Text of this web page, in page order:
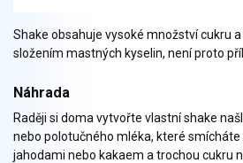
Brambory, luštěniny, houby
Sladkosti, slané výrobky
Zmrzliny
Sušené směsi
Polotovary, hotové pokrmy
Shake obsahuje vysoké množství cukru
složením mastných kyselin, není proto
Náhrada
Raději si doma vytvořte vlastní shake
nebo polotučného mléka, které
jahodami nebo kakaem a trochou cukru